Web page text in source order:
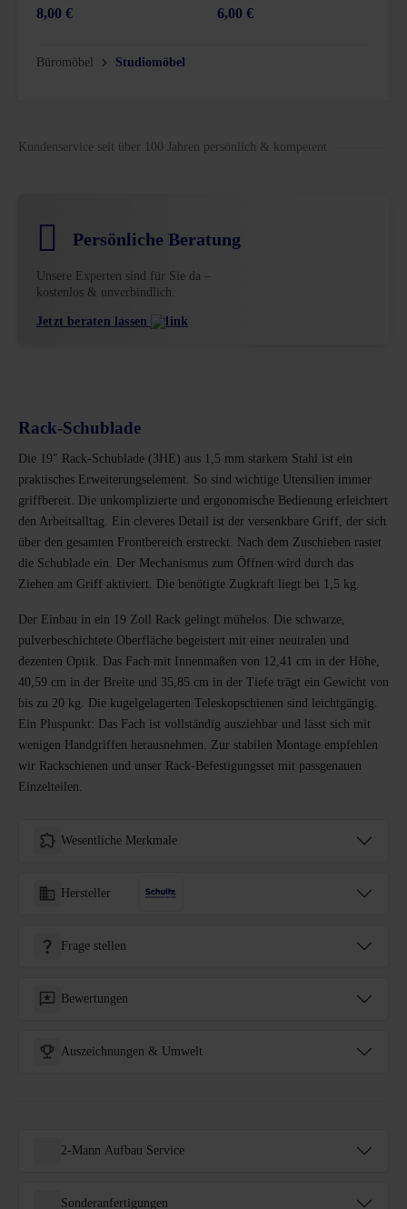
8,00 € 6,00 €
Büromöbel Studiomöbel
Kundenservice seit über 100 Jahren persönlich & kompetent
Persönliche Beratung
Unsere Experten sind für Sie da –
kostenlos & unverbindlich.
Jetzt beraten lassen
Rack-Schublade
Die 19″ Rack-Schublade (3HE) aus 1,5 mm starkem Stahl ist ein
praktisches Erweiterungselement. So sind wichtige Utensilien immer
griffbereit. Die unkomplizierte und ergonomische Bedienung erleichtert
den Arbeitsalltag. Ein cleveres Detail ist der versenkbare Griff, der sich
über den gesamten Frontbereich erstreckt. Nach dem Zuschieben rastet
die Schublade ein. Der Mechanismus zum Öffnen wird durch das
Ziehen am Griff aktiviert. Die benötigte Zugkraft liegt bei 1,5 kg.
Der Einbau in ein 19 Zoll Rack gelingt mühelos. Die schwarze,
pulverbeschichtete Oberfläche begeistert mit einer neutralen und
dezenten Optik. Das Fach mit Innenmaßen von 12,41 cm in der Höhe,
40,59 cm in der Breite und 35,85 cm in der Tiefe trägt ein Gewicht von
bis zu 20 kg. Die kugelgelagerten Teleskopschienen sind leichtgängig.
Ein Pluspunkt: Das Fach ist vollständig ausziehbar und lässt sich mit
wenigen Handgriffen herausnehmen. Zur stabilen Montage empfehlen
wir Rackschienen und unser Rack-Befestigungsset mit passgenauen
Einzelteilen.
Wesentliche Merkmale
Hersteller
Frage stellen
Bewertungen
Auszeichnungen & Umwelt
2-Mann Aufbau Service
Sonderanfertigungen